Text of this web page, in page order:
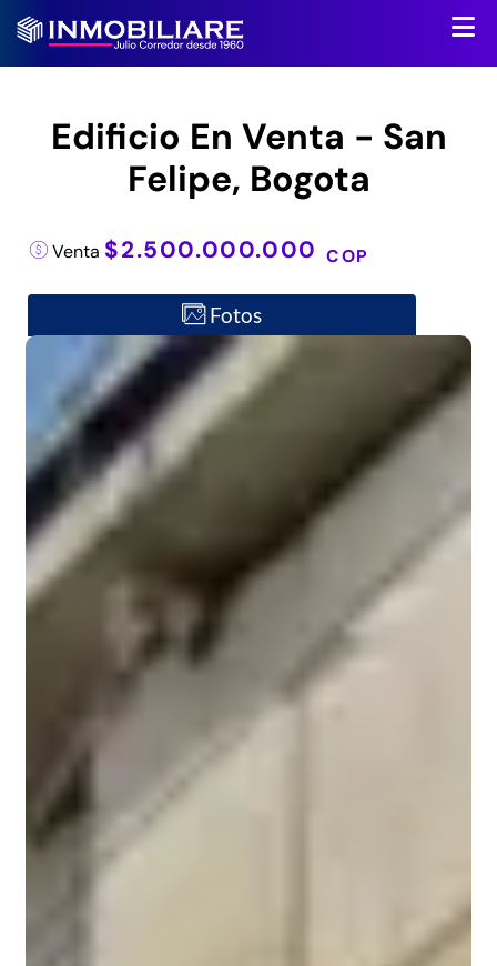
Edificio En Venta - San
Felipe, Bogota
Venta $2.500.000.000 COP
Fotos